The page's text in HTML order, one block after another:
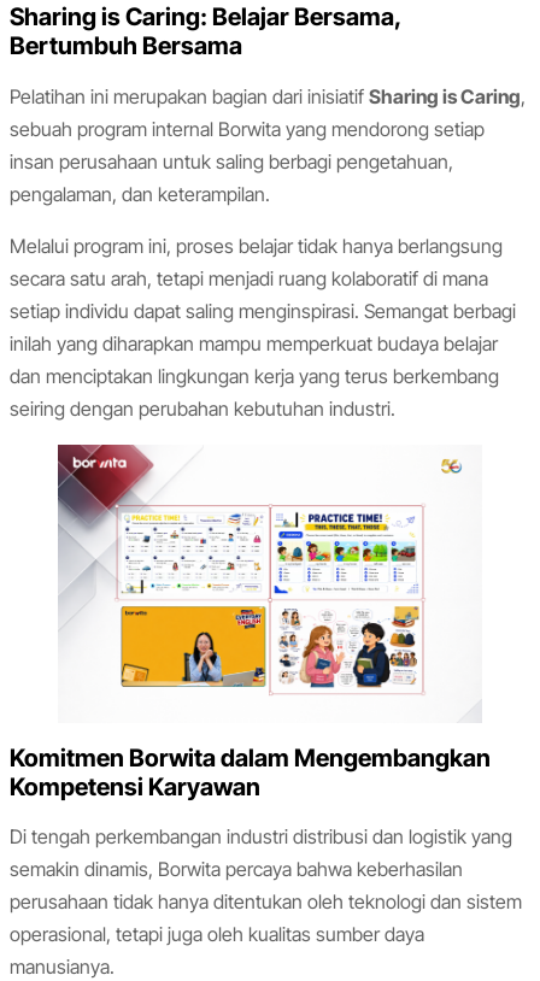
Sharing is Caring: Belajar Bersama,
Bertumbuh Bersama
Pelatihan ini merupakan bagian dari inisiatif Sharing is Caring,
sebuah program internal Borwita yang mendorong setiap
insan perusahaan untuk saling berbagi pengetahuan,
pengalaman, dan keterampilan.
Melalui program ini, proses belajar tidak hanya berlangsung
secara satu arah, tetapi menjadi ruang kolaboratif di mana
setiap individu dapat saling menginspirasi. Semangat berbagi
inilah yang diharapkan mampu memperkuat budaya belajar
dan menciptakan lingkungan kerja yang terus berkembang
seiring dengan perubahan kebutuhan industri.
Komitmen Borwita dalam Mengembangkan
Kompetensi Karyawan
Di tengah perkembangan industri distribusi dan logistik yang
semakin dinamis, Borwita percaya bahwa keberhasilan
perusahaan tidak hanya ditentukan oleh teknologi dan sistem
operasional, tetapi juga oleh kualitas sumber daya
manusianya.